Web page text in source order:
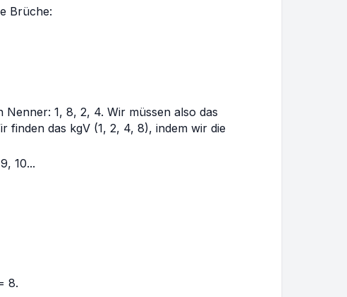
Brüche:
1, 8, 2, 4. Wir müssen also das
finden das kgV (1, 2, 4, 8), indem wir die
10...
8.